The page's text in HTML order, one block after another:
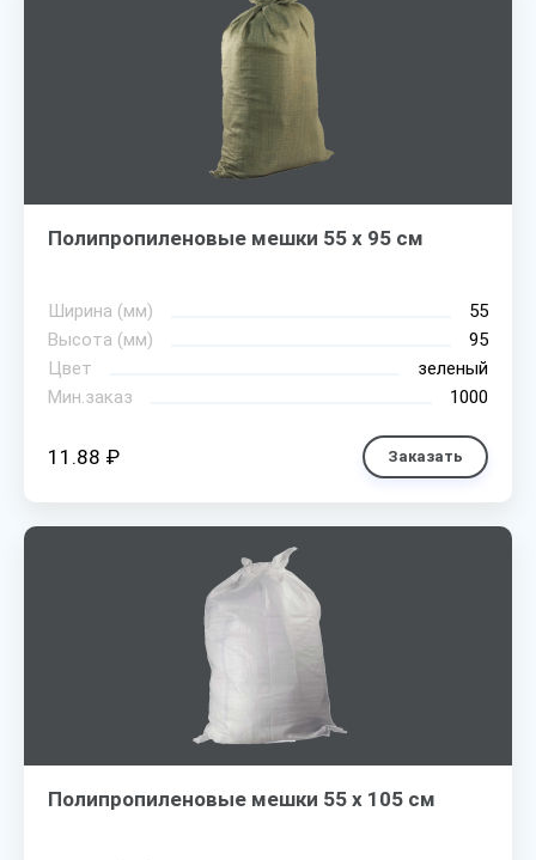
Полипропиленовые мешки 55 х 95 см
Ширина (мм)
55
Высота (мм)
95
Цвет
зеленый
Мин.заказ
1000
11.88 ₽ Заказать
Полипропиленовые мешки 55 х 105 см